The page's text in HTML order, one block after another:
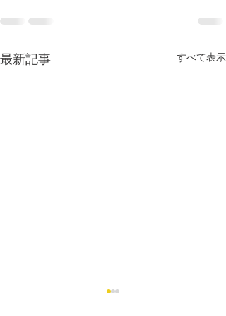
最新記事 すべて表示